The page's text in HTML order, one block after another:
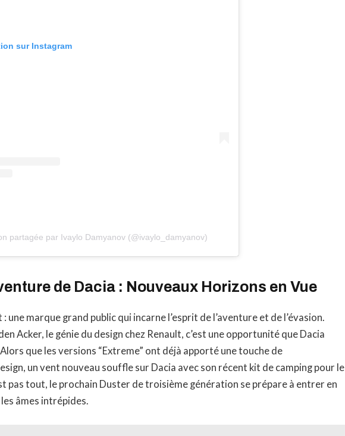
sur Instagram
partagée par Ivaylo Damyanov (@ivaylo_damyanov)
de Dacia : Nouveaux Horizons en Vue
: une marque grand public qui incarne l’esprit de l’aventure et de l’évasion.
Acker, le génie du design chez Renault, c’est une opportunité que Dacia
que les versions “Extreme” ont déjà apporté une touche de
un vent nouveau souffle sur Dacia avec son récent kit de camping pour le
pas tout, le prochain Duster de troisième génération se prépare à entrer en
âmes intrépides.